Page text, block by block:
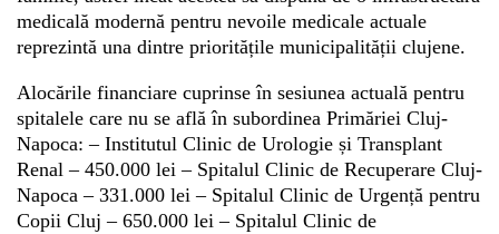
medicală modernă pentru nevoile medicale actuale
reprezintă una dintre prioritățile municipalității clujene.
Alocările financiare cuprinse în sesiunea actuală pentru
spitalele care nu se află în subordinea Primăriei Cluj-
Napoca: – Institutul Clinic de Urologie și Transplant
Renal – 450.000 lei – Spitalul Clinic de Recuperare Cluj-
Napoca – 331.000 lei – Spitalul Clinic de Urgență pentru
Copii Cluj – 650.000 lei – Spitalul Clinic de